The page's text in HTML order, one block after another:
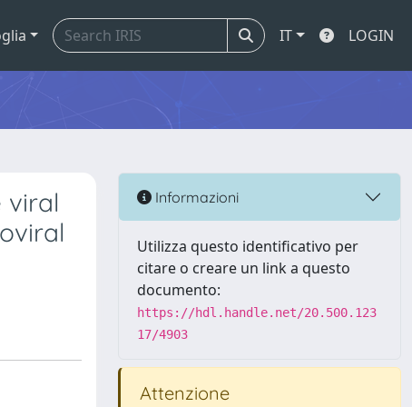
IT LOGIN
viral
Informazioni
Utilizza questo identificativo per
citare o creare un link a questo
documento:
https://hdl.handle.net/20.500.123
17/4903
Attenzione